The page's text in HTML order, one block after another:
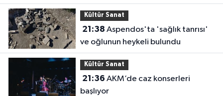
mağlup etti
Kültür Sanat
21:38
ve oğlunun heykeli bulundu
Kültür Sanat
21:36
başlıyor